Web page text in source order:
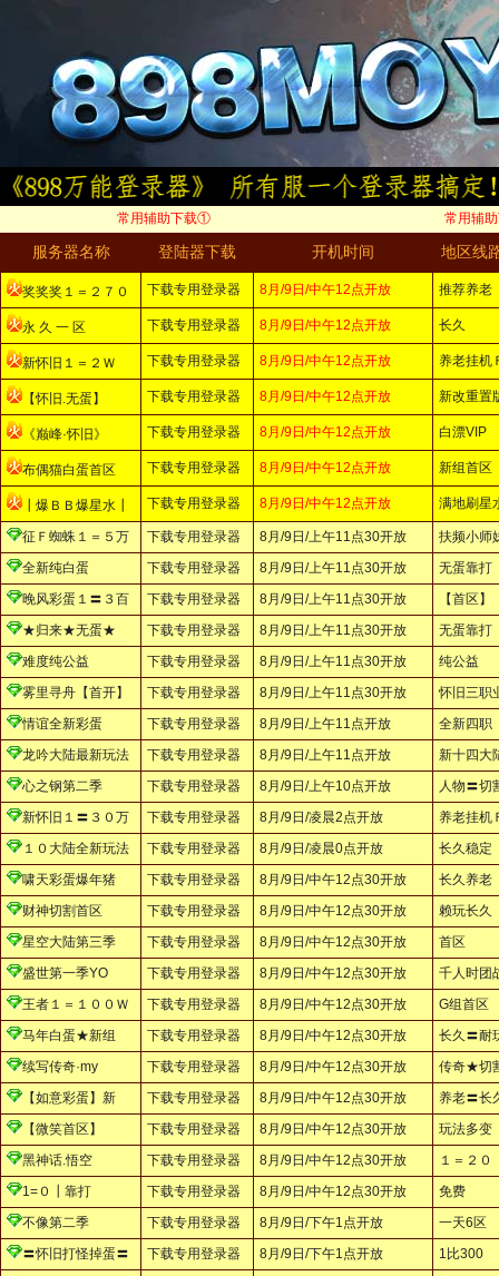
常用辅助下载① 常用辅
服务器名称 登陆器下载 开机时间 地区线
奖奖奖１＝２７０ 下载专用登录器 8月/9日/中午12点开放 推荐养老
永 久 一 区 下载专用登录器 8月/9日/中午12点开放 长久
新怀旧１＝２Ｗ 下载专用登录器 8月/9日/中午12点开放 养老挂机
【怀旧.无蛋】 下载专用登录器 8月/9日/中午12点开放 新改重置
《巅峰·怀旧》 下载专用登录器 8月/9日/中午12点开放 白漂VIP
布偶猫白蛋首区 下载专用登录器 8月/9日/中午12点开放 新组首区
┃爆ＢＢ爆星水┃ 下载专用登录器 8月/9日/中午12点开放 满地刷星
征Ｆ蜘蛛１＝５万 下载专用登录器 8月/9日/上午11点30开放
扶频小师
全新纯白蛋
下载专用登录器 8月/9日/上午11点30开放
无蛋靠打
晚风彩蛋１〓３百
下载专用登录器 8月/9日/上午11点30开放
【首区】
★归来★无蛋★
下载专用登录器 8月/9日/上午11点30开放
无蛋靠打
难度纯公益
下载专用登录器 8月/9日/上午11点30开放
纯公益
雾里寻舟【首开】
下载专用登录器 8月/9日/上午11点30开放
怀旧三职
情谊全新彩蛋
下载专用登录器 8月/9日/上午11点开放
全新四职
龙吟大陆最新玩法
下载专用登录器 8月/9日/上午11点开放
新十四大
心之钢第二季
下载专用登录器 8月/9日/上午10点开放
人物〓切
新怀旧１〓３０万
下载专用登录器 8月/9日/凌晨2点开放
养老挂机
１０大陆全新玩法
下载专用登录器 8月/9日/凌晨0点开放
长久稳定
啸天彩蛋爆年猪
下载专用登录器 8月/9日/中午12点30开放
长久养老
财神切割首区
下载专用登录器 8月/9日/中午12点30开放
赖玩长久
星空大陆第三季
下载专用登录器 8月/9日/中午12点30开放
首区
盛世第一季YO
下载专用登录器 8月/9日/中午12点30开放
千人时团
王者１＝１００Ｗ
下载专用登录器 8月/9日/中午12点30开放
G组首区
马年白蛋★新组
下载专用登录器 8月/9日/中午12点30开放
长久〓耐
续写传奇·my
下载专用登录器 8月/9日/中午12点30开放
传奇★切
【如意彩蛋】新
下载专用登录器 8月/9日/中午12点30开放
养老〓长
【微笑首区】
下载专用登录器 8月/9日/中午12点30开放
玩法多变
黑神话.悟空
下载专用登录器 8月/9日/中午12点30开放
１＝２０
1=０┃靠打
下载专用登录器 8月/9日/中午12点30开放
免费
不像第二季
下载专用登录器 8月/9日/下午1点开放
一天6区
〓怀旧打怪掉蛋〓
下载专用登录器 8月/9日/下午1点开放
1比300